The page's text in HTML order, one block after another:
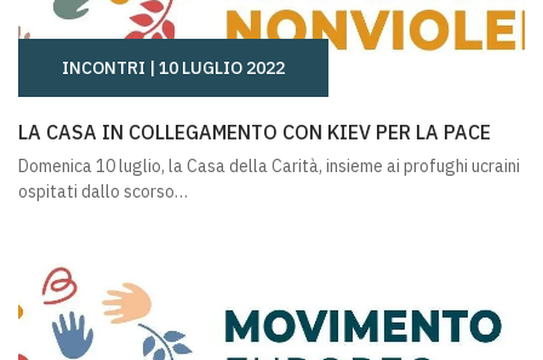
INCONTRI | 10 LUGLIO 2022
LA CASA IN COLLEGAMENTO CON KIEV PER LA PACE
Domenica 10 luglio, la Casa della Carità, insieme ai profughi ucraini
ospitati dallo scorso…